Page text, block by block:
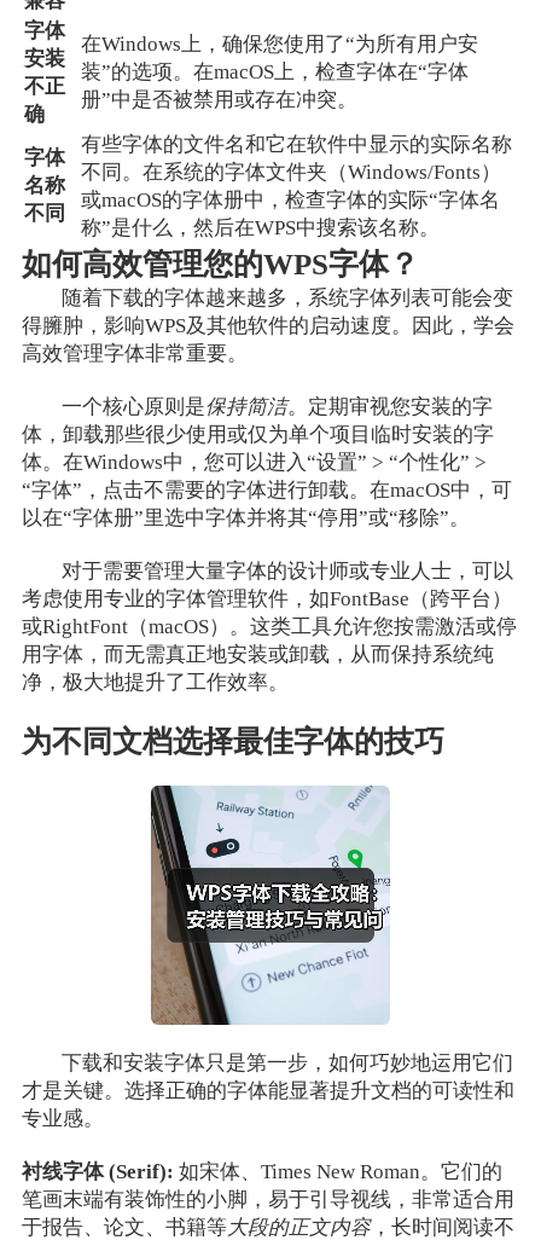
字体
安装
不正
确
在Windows上，确保您使用了“为所有用户安
装”的选项。在macOS上，检查字体在“字体
册”中是否被禁用或存在冲突。
字体
名称
不同
有些字体的文件名和它在软件中显示的实际名称
不同。在系统的字体文件夹（Windows/Fonts）
或macOS的字体册中，检查字体的实际“字体名
称”是什么，然后在WPS中搜索该名称。
如何高效管理您的WPS字体？
随着下载的字体越来越多，系统字体列表可能会变
得臃肿，影响WPS及其他软件的启动速度。因此，学会
高效管理字体非常重要。
一个核心原则是保持简洁。定期审视您安装的字
体，卸载那些很少使用或仅为单个项目临时安装的字
体。在Windows中，您可以进入“设置” > “个性化” >
“字体”，点击不需要的字体进行卸载。在macOS中，可
以在“字体册”里选中字体并将其“停用”或“移除”。
对于需要管理大量字体的设计师或专业人士，可以
考虑使用专业的字体管理软件，如FontBase（跨平台）
或RightFont（macOS）。这类工具允许您按需激活或停
用字体，而无需真正地安装或卸载，从而保持系统纯
净，极大地提升了工作效率。
为不同文档选择最佳字体的技巧
下载和安装字体只是第一步，如何巧妙地运用它们
才是关键。选择正确的字体能显著提升文档的可读性和
专业感。
衬线字体 (Serif): 如宋体、Times New Roman。它们的
笔画末端有装饰性的小脚，易于引导视线，非常适合用
于报告、论文、书籍等大段的正文内容，长时间阅读不